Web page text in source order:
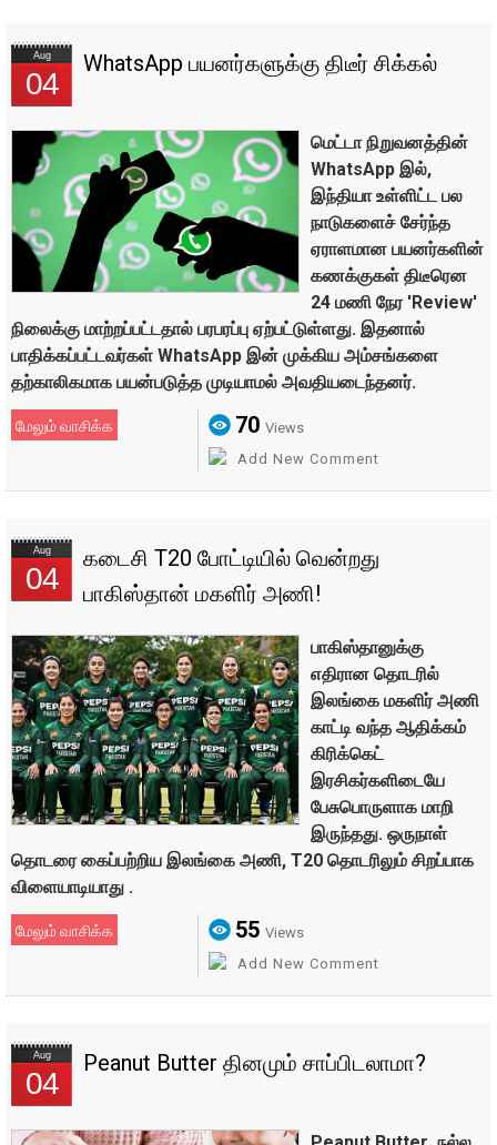
Aug
04
WhatsApp பயனர்களுக்கு திடீர் சிக்கல்
மெட்டா நிறுவனத்தின்
WhatsApp இல்,
இந்தியா உள்ளிட்ட பல
நாடுகளைச் சேர்ந்த
ஏராளமான பயனர்களின்
கணக்குகள் திடீரென
24 மணி நேர 'Review'
நிலைக்கு மாற்றப்பட்டதால் பரபரப்பு ஏற்பட்டுள்ளது. இதனால்
பாதிக்கப்பட்டவர்கள் WhatsApp இன் முக்கிய அம்சங்களை
தற்காலிகமாக பயன்படுத்த முடியாமல் அவதியடைந்தனர்.
மேலும் வாசிக்க 70 Views
Add New Comment
Aug
04
கடைசி T20 போட்டியில் வென்றது
பாகிஸ்தான் மகளிர் அணி!
பாகிஸ்தானுக்கு
எதிரான தொடரில்
இலங்கை மகளிர் அணி
காட்டி வந்த ஆதிக்கம்
கிரிக்கெட்
இரசிகர்களிடையே
பேசுபொருளாக மாறி
இருந்தது. ஒருநாள்
தொடரை கைப்பற்றிய இலங்கை அணி, T20 தொடரிலும் சிறப்பாக
விளையாடியாது .
மேலும் வாசிக்க 55 Views
Add New Comment
Aug
04
Peanut Butter தினமும் சாப்பிடலாமா?